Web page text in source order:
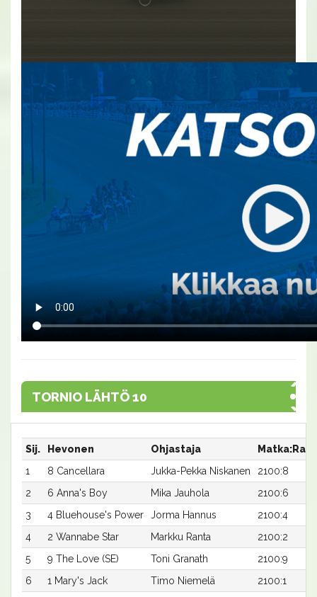
TORNIO LÄHTÖ 10
Sij. Hevonen Ohjastaja
Matka:Rata
1
8 Cancellara Jukka-Pekka Niskanen
2100:8
2
6 Anna's Boy Mika Jauhola
2100:6
3
4 Bluehouse's Power Jorma Hannus
2100:4
4
2 Wannabe Star Markku Ranta
2100:2
5
9 The Love (SE) Toni Granath
2100:9
6
1 Mary's Jack Timo Niemelä 2100:1